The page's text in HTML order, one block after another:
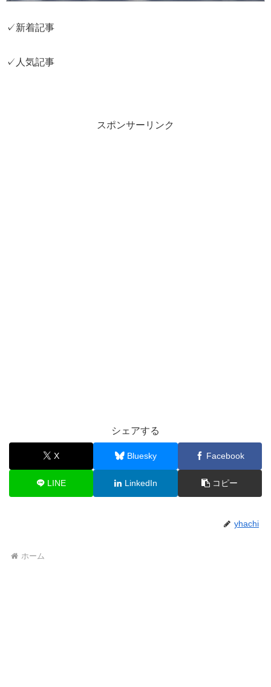
✓新着記事
✓人気記事
スポンサーリンク
シェアする
X Bluesky Facebook
LINE LinkedIn コピー
yhachi
ホーム